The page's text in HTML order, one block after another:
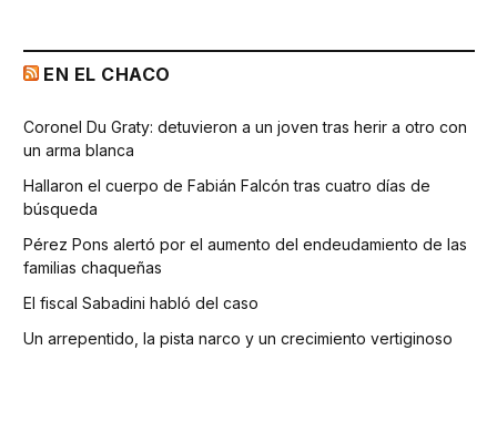
EN EL CHACO
Coronel Du Graty: detuvieron a un joven tras herir a otro con
un arma blanca
Hallaron el cuerpo de Fabián Falcón tras cuatro días de
búsqueda
Pérez Pons alertó por el aumento del endeudamiento de las
familias chaqueñas
El fiscal Sabadini habló del caso
Un arrepentido, la pista narco y un crecimiento vertiginoso